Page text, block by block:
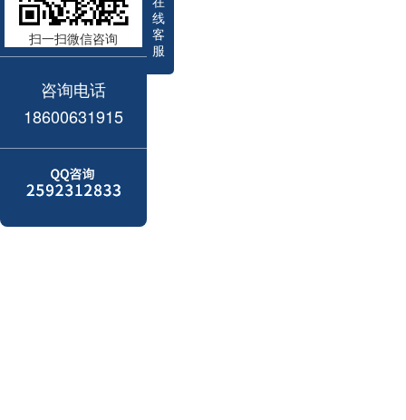
线
客
服
扫一扫微信咨询
咨询电话
18600631915